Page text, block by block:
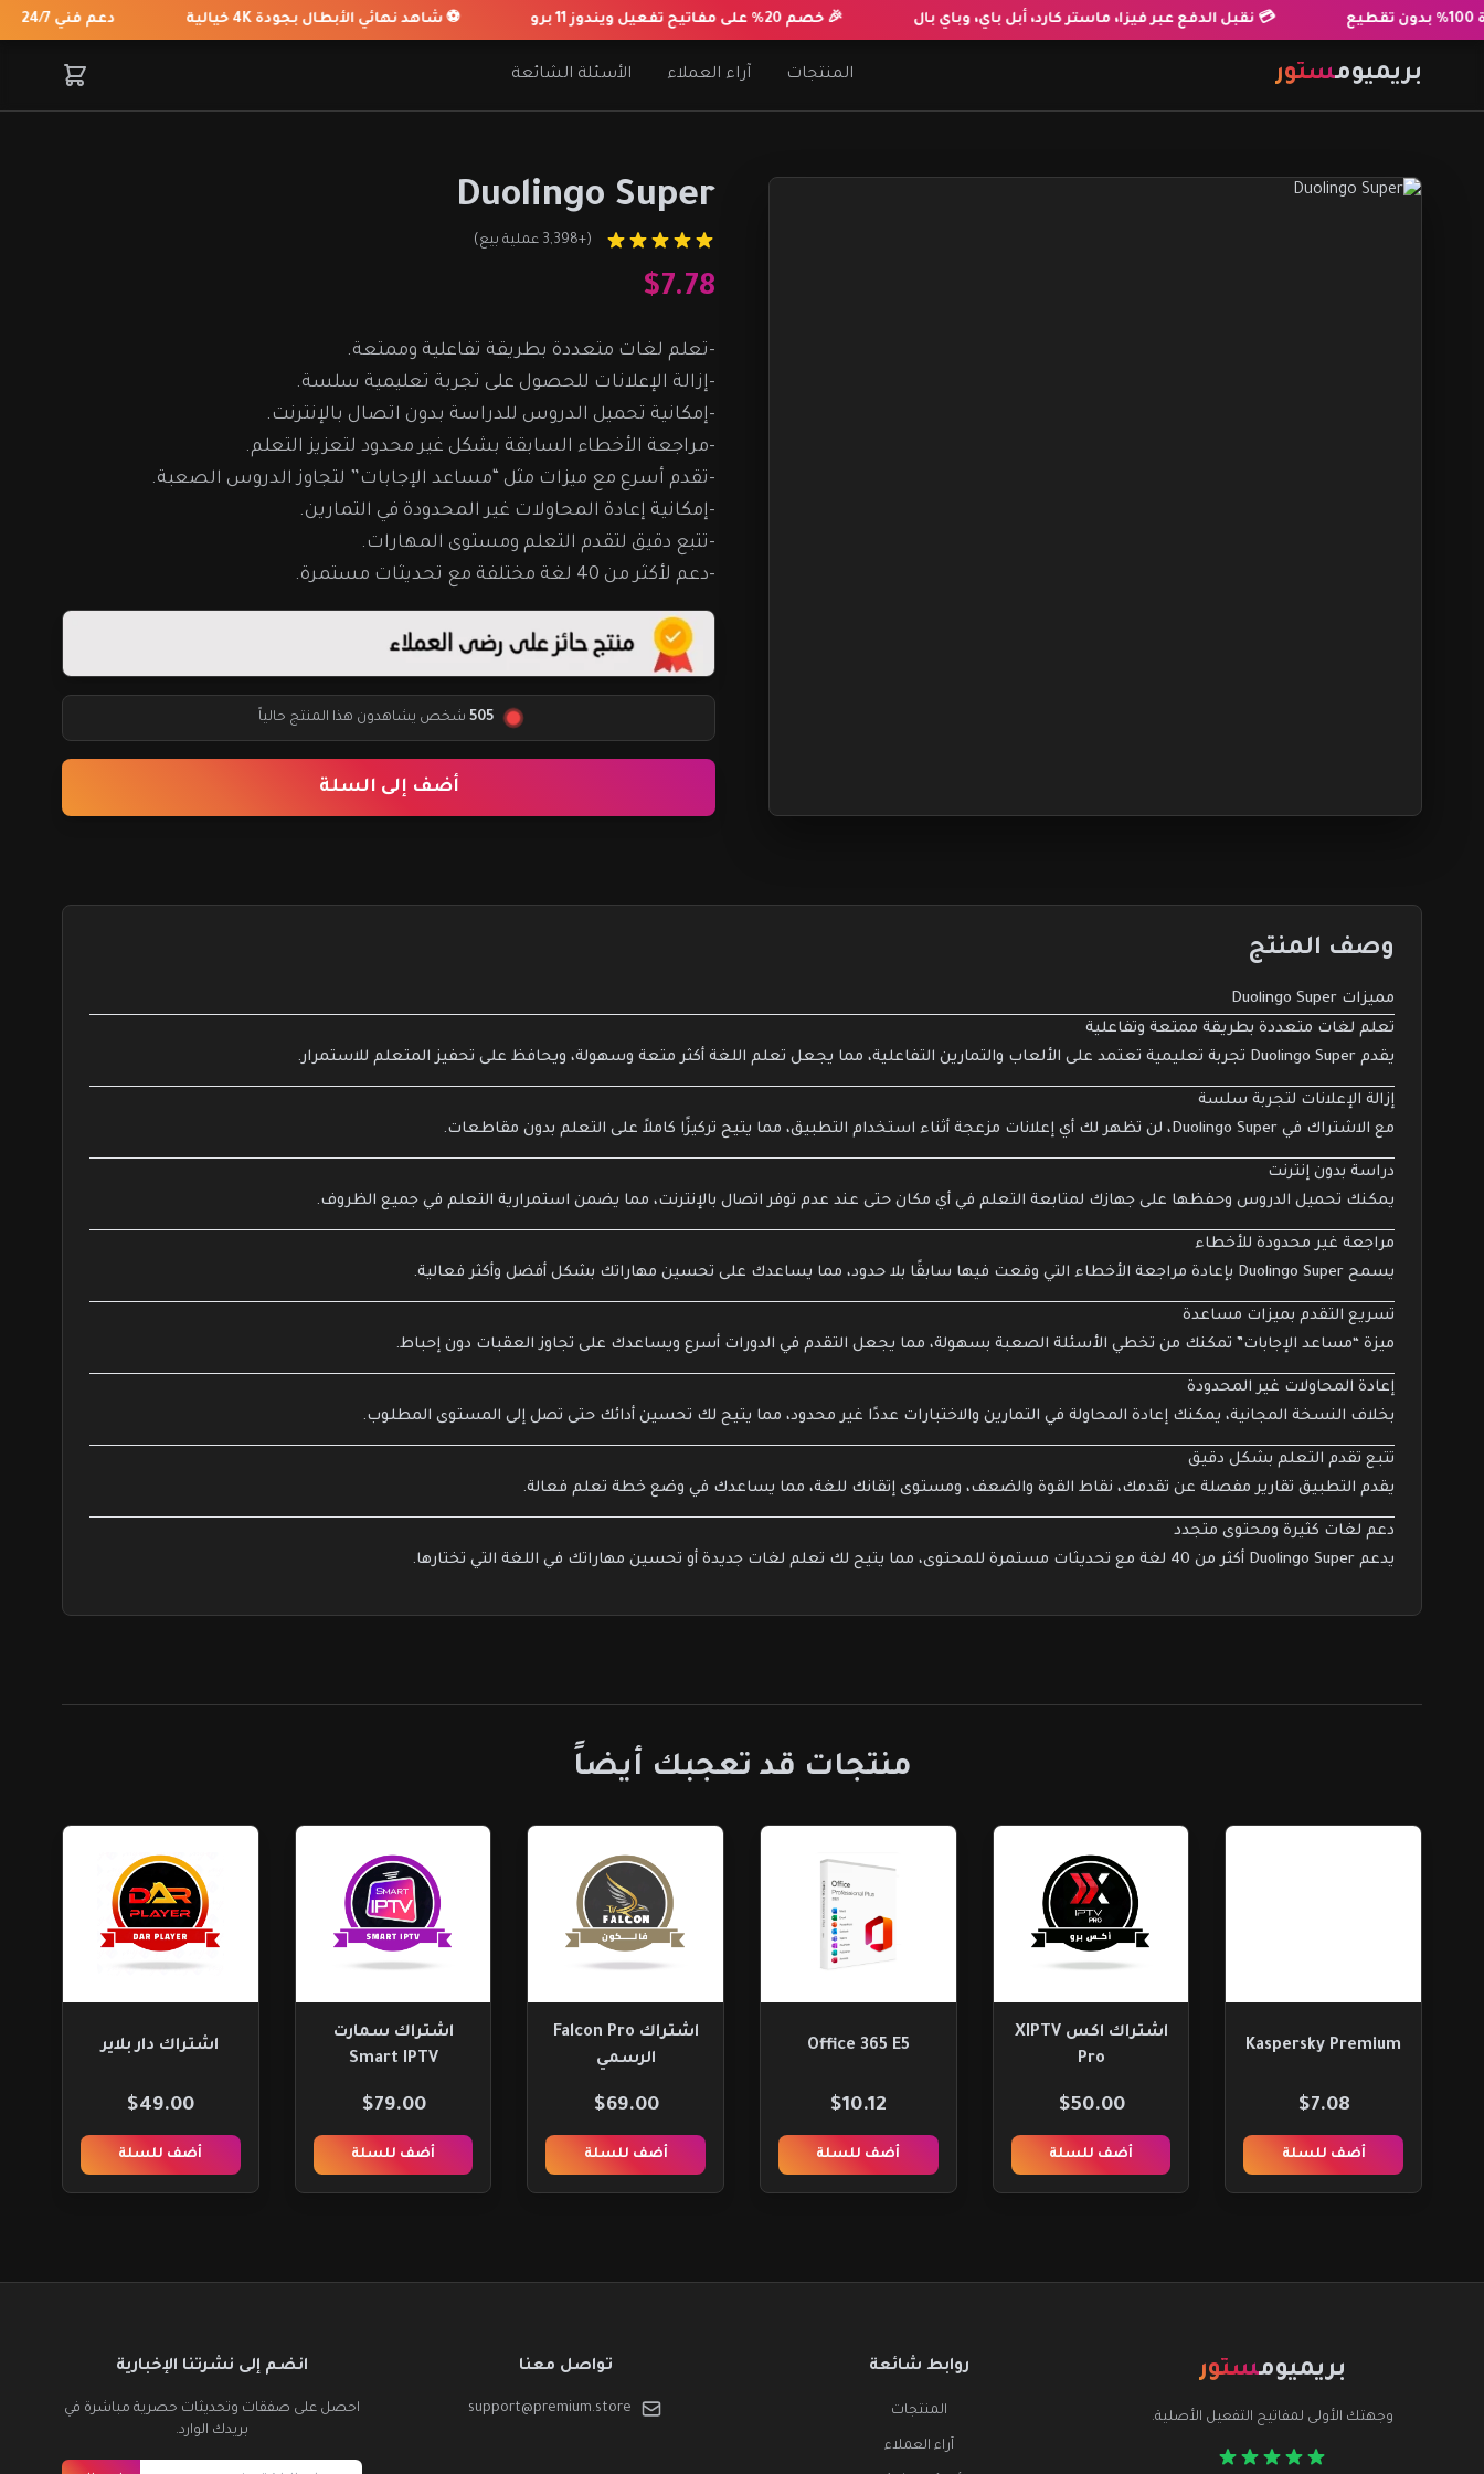
💳 نقبل الدفع عبر فيزا، ماستر كارد، أبل باي، وباي بال 🎉 خصم 20% على مفاتيح تفعيل ويندوز 11 برو ⚽ شاهد نهائي الأبطال بجودة 4K خيالية دعم فني 24/7
بريميومستور المنتجات آراء العملاء الأسئلة الشائعة
آراء العملاء Duolingo Super
(+3,398 عملية بيع)
$7.78
-تعلم لغات متعددة بطريقة تفاعلية وممتعة.
-إزالة الإعلانات للحصول على تجربة تعليمية سلسة.
-إمكانية تحميل الدروس للدراسة بدون اتصال بالإنترنت.
-مراجعة الأخطاء السابقة بشكل غير محدود لتعزيز التعلم.
-تقدم أسرع مع ميزات مثل “مساعد الإجابات” لتجاوز الدروس الصعبة.
-إمكانية إعادة المحاولات غير المحدودة في التمارين.
-تتبع دقيق لتقدم التعلم ومستوى المهارات.
-دعم لأكثر من 40 لغة مختلفة مع تحديثات مستمرة.
505 شخص يشاهدون هذا المنتج حالياً
أضف إلى السلة
وصف المنتج
مميزات Duolingo Super
تعلم لغات متعددة بطريقة ممتعة وتفاعلية
يقدم Duolingo Super تجربة تعليمية تعتمد على الألعاب والتمارين التفاعلية، مما يجعل تعلم اللغة أكثر متعة وسهولة، ويحافظ على تحفيز المتعلم للاستمرار.
إزالة الإعلانات لتجربة سلسة
مع الاشتراك في Duolingo Super، لن تظهر لك أي إعلانات مزعجة أثناء استخدام التطبيق، مما يتيح تركيزًا كاملاً على التعلم بدون مقاطعات.
دراسة بدون إنترنت
يمكنك تحميل الدروس وحفظها على جهازك لمتابعة التعلم في أي مكان حتى عند عدم توفر اتصال بالإنترنت، مما يضمن استمرارية التعلم في جميع الظروف.
مراجعة غير محدودة للأخطاء
يسمح Duolingo Super بإعادة مراجعة الأخطاء التي وقعت فيها سابقًا بلا حدود، مما يساعدك على تحسين مهاراتك بشكل أفضل وأكثر فعالية.
تسريع التقدم بميزات مساعدة
ميزة “مساعد الإجابات” تمكنك من تخطي الأسئلة الصعبة بسهولة، مما يجعل التقدم في الدورات أسرع ويساعدك على تجاوز العقبات دون إحباط.
إعادة المحاولات غير المحدودة
بخلاف النسخة المجانية، يمكنك إعادة المحاولة في التمارين والاختبارات عددًا غير محدود، مما يتيح لك تحسين أدائك حتى تصل إلى المستوى المطلوب.
تتبع تقدم التعلم بشكل دقيق
يقدم التطبيق تقارير مفصلة عن تقدمك، نقاط القوة والضعف، ومستوى إتقانك للغة، مما يساعدك في وضع خطة تعلم فعالة.
دعم لغات كثيرة ومحتوى متجدد
يدعم Duolingo Super أكثر من 40 لغة مع تحديثات مستمرة للمحتوى، مما يتيح لك تعلم لغات جديدة أو تحسين مهاراتك في اللغة التي تختارها.
منتجات قد تعجبك أيضاً
Kaspersky Premium
$7.08
أضف للسلة
اشتراك اكس XIPTV
Pro
$50.00
أضف للسلة
Office 365 E5
$10.12
أضف للسلة
اشتراك Falcon Pro
الرسمي
$69.00
أضف للسلة
اشتراك سمارت
Smart IPTV
$79.00
أضف للسلة
اشتراك دار بلاير
$49.00
أضف للسلة
بريميومستور
وجهتك الأولى لمفاتيح التفعيل الأصلية.
روابط شائعة
المنتجات
آراء العملاء
تواصل معنا
support@premium.store
انضم إلى نشرتنا الإخبارية
احصل على صفقات وتحديثات حصرية مباشرة في
بريدك الوارد.